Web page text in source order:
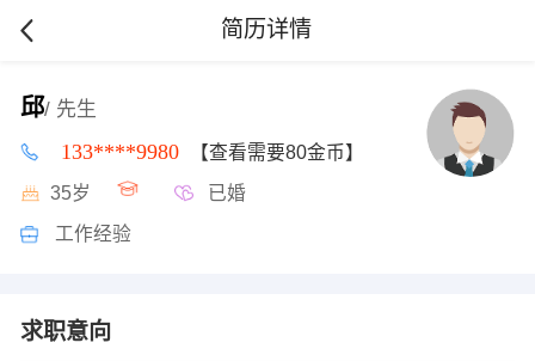
简历详情
邱/ 先生
133****9980 【查看需要80金币】
35岁 已婚
工作经验
求职意向